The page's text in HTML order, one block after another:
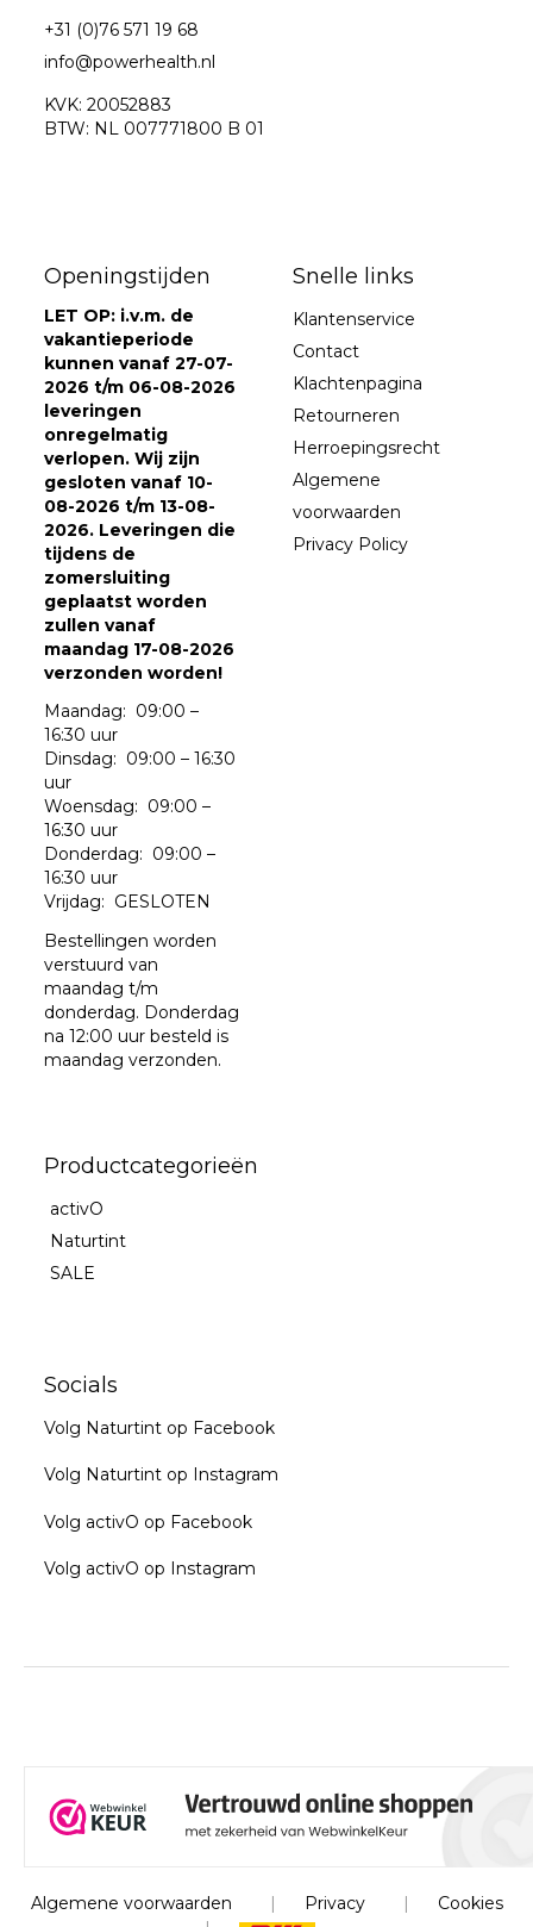
+31 (0)76 571 19 68
info@powerhealth.nl
KVK: 20052883
BTW: NL 007771800 B 01
Openingstijden
LET OP: i.v.m. de
vakantieperiode
kunnen vanaf 27-07-
2026 t/m 06-08-2026
leveringen
onregelmatig
verlopen. Wij zijn
gesloten vanaf 10-
08-2026 t/m 13-08-
2026. Leveringen die
tijdens de
zomersluiting
geplaatst worden
zullen vanaf
maandag 17-08-2026
verzonden worden!
Maandag: 09:00 –
16:30 uur
Dinsdag: 09:00 – 16:30
uur
Woensdag: 09:00 –
16:30 uur
Donderdag: 09:00 –
16:30 uur
Vrijdag: GESLOTEN
Bestellingen worden
verstuurd van
maandag t/m
donderdag. Donderdag
na 12:00 uur besteld is
maandag verzonden.
Snelle links
Klantenservice
Contact
Klachtenpagina
Retourneren
Herroepingsrecht
Algemene
voorwaarden
Privacy Policy
Productcategorieën
activO
Naturtint
SALE
Socials
Volg Naturtint op Facebook
Volg Naturtint op Instagram
Volg activO op Facebook
Volg activO op Instagram
Algemene voorwaarden Privacy
Cookies